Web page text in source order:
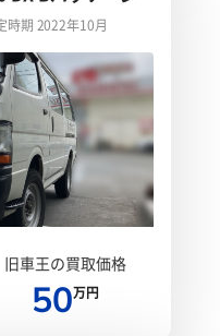
時期 2022年10月
旧車王の買取価格
50万円